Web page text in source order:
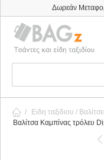
Δωρεάν
/ Ειδη ταξιδιου /
Βαλίτσα Καμπίνας τρόλευ